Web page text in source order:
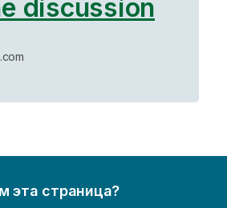
discussion
эта страница?